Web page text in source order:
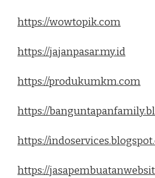
https://wowtopik.com
https://jajanpasar.my.id
https://produkumkm.com
https://
https://
https://